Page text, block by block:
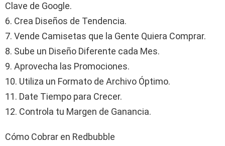
Clave de Google.
6. Crea Diseños de Tendencia.
7. Vende Camisetas que la Gente Quiera Comprar.
8. Sube un Diseño Diferente cada Mes.
9. Aprovecha las Promociones.
10. Utiliza un Formato de Archivo Óptimo.
11. Date Tiempo para Crecer.
12. Controla tu Margen de Ganancia.
Cómo Cobrar en Redbubble